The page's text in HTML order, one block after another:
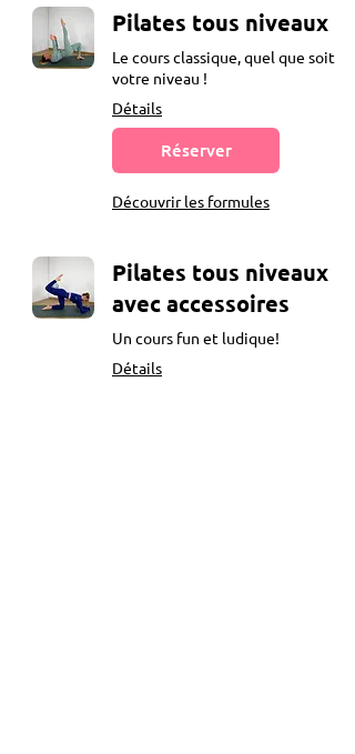
Pilates tous niveaux
Le cours classique, quel que soit
votre niveau !
Détails
Réserver
Découvrir les formules
Pilates tous niveaux
avec accessoires
Un cours fun et ludique!
Détails